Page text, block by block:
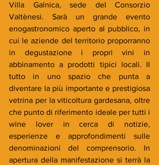
Villa Galnica, sede del Consorzio
Valtènesi. Sarà un grande evento
enogastronomico aperto al pubblico, in
cui le aziende del territorio proporranno
in degustazione i propri vini in
abbinamento a prodotti tipici locali. Il
tutto in uno spazio che punta a
diventare la più importante e prestigiosa
vetrina per la viticoltura gardesana, oltre
che punto di riferimento ideale per tutti i
wine lover in cerca di notizie,
esperienze e approfondimenti sulle
denominazioni del comprensorio. In
apertura della manifestazione si terrà la